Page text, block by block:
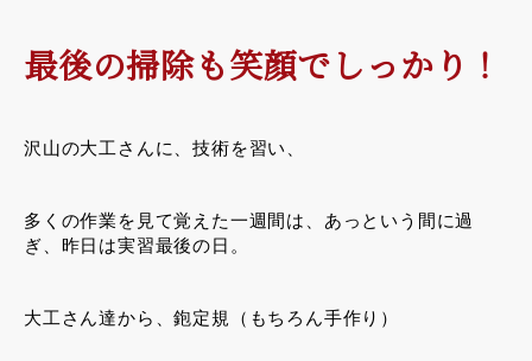
最後の掃除も笑顔でしっかり！
沢山の大工さんに、技術を習い、
多くの作業を見て覚えた一週間は、あっという間に過
ぎ、昨日は実習最後の日。
大工さん達から、鉋定規（もちろん手作り）